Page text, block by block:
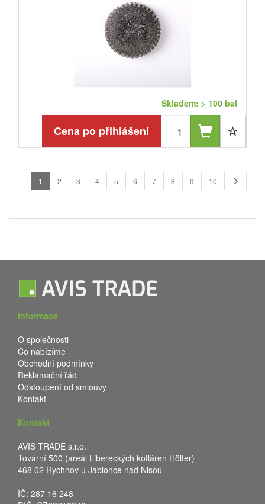
Skladem: > 100 bal
Cena po přihlášení
1 2 3 4 5 6 7 8 9 10
Informace
O společnosti
Co nabízíme
Obchodní podmínky
Reklamační řád
Odstoupení od smlouvy
Kontakt
Kontakt
AVIS TRADE s.r.o.
Tovární 500 (areál Libereckých kotláren Hölter)
468 02 Rychnov u Jablonce nad Nisou
IČ: 287 16 248